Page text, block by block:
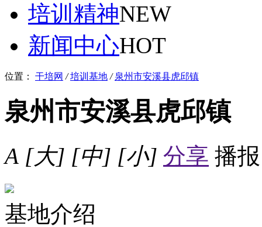
培训精神NEW
新闻中心HOT
位置： 干培网 / 培训基地 / 泉州市安溪县虎邱镇
泉州市安溪县虎邱镇
A [大] [中] [小] 分享 播报
基地介绍